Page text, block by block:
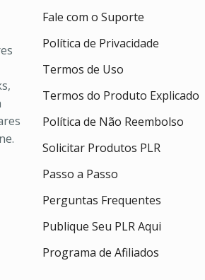
Fale com o Suporte
Política de Privacidade
Termos de Uso
Termos do Produto Explicado
Política de Não Reembolso
Solicitar Produtos PLR
Passo a Passo
Perguntas Frequentes
Publique Seu PLR Aqui
Programa de Afiliados